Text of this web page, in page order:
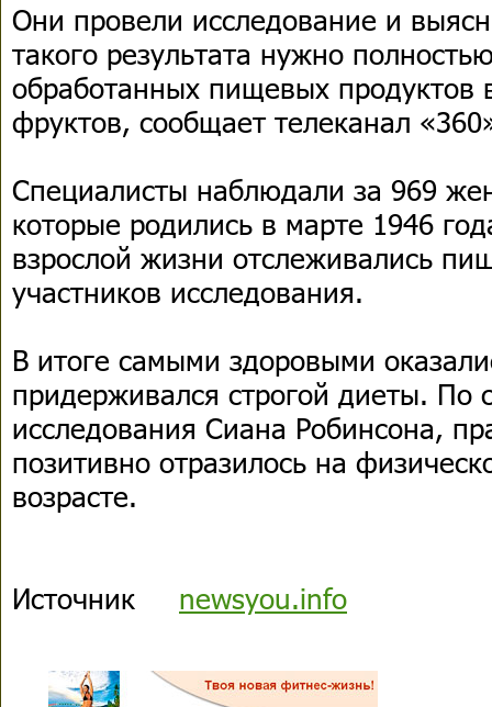
Они провели исследование и
такого результата нужно
обработанных пищевых продуктов
фруктов, сообщает телеканал
Специалисты наблюдали за 969
которые родились в марте 1946
взрослой жизни отслеживались
участников исследования.
В итоге самыми здоровыми
придерживался строгой диеты. По
исследования Сиана Робинсона,
позитивно отразилось на
возрасте.
Источник newsyou.info